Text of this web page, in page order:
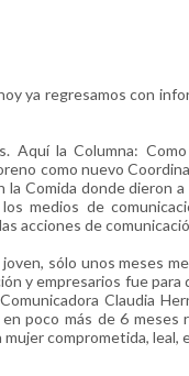
ya regresamos con
Aquí la Columna:
como nuevo
Comida donde dieron
medios de
acciones de
sólo unos meses
y empresarios fue para
Claudia
poco más de 6
comprometida,